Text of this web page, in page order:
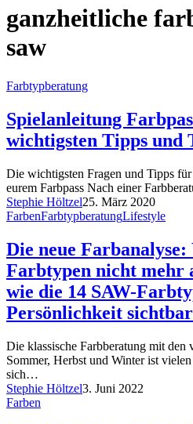
ganzheitliche
saw
Farbtypberatung
Spielanleitung
wichtigsten Tipps und
Die wichtigsten Fragen und Tipps
eurem Farbpass Nach einer
Stephie Höltzel25. März 2020
FarbenFarbtypberatungLifestyle
Die neue
Farbtypen nicht mehr
wie die 14 SAW-
Persönlichkeit
Die klassische Farbberatung mit den
Sommer, Herbst und Winter ist
sich…
Stephie Höltzel3. Juni 2022
Farben